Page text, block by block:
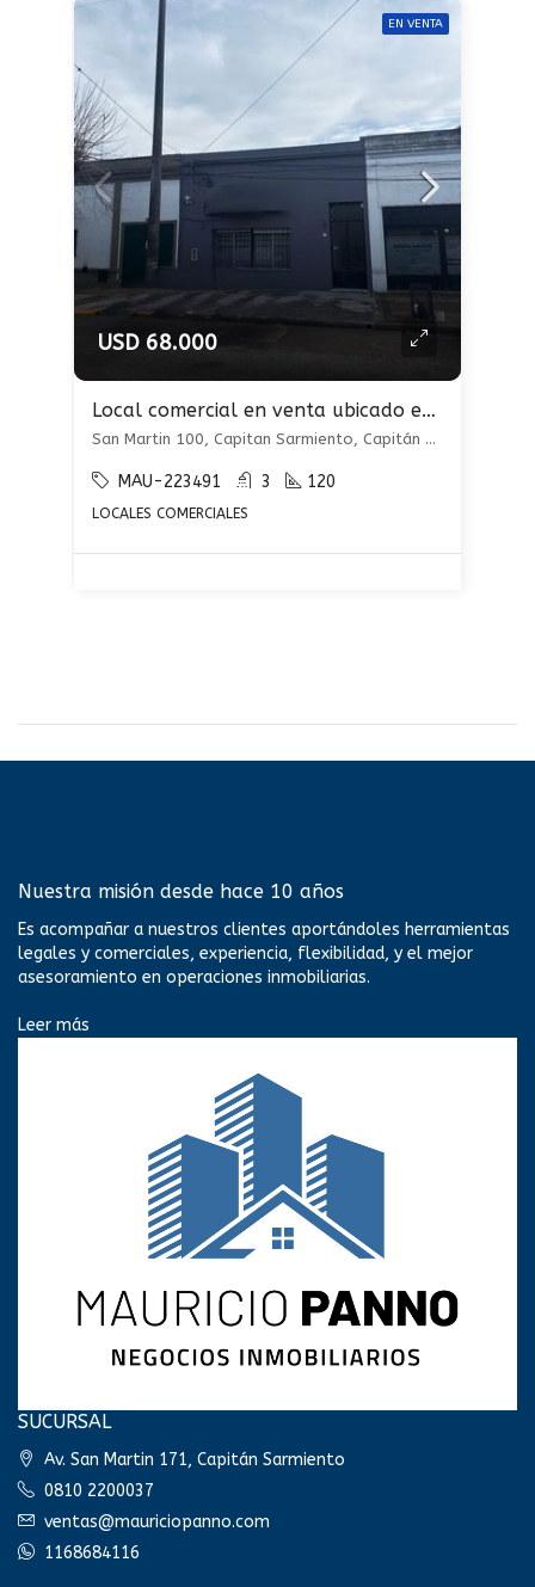
EN VENTA
USD 68.000
Local comercial en venta ubicado en Capitán Sarmiento
San Martin 100, Capitan Sarmiento, Capitán Sarmiento, Capitán Sarmiento
MAU-223491 3 120
LOCALES COMERCIALES
Nuestra misión desde hace 10 años
Es acompañar a nuestros clientes aportándoles herramientas
legales y comerciales, experiencia, flexibilidad, y el mejor
asesoramiento en operaciones inmobiliarias.
Leer más
SUCURSAL
Av. San Martin 171, Capitán Sarmiento
0810 2200037
ventas@mauriciopanno.com
1168684116